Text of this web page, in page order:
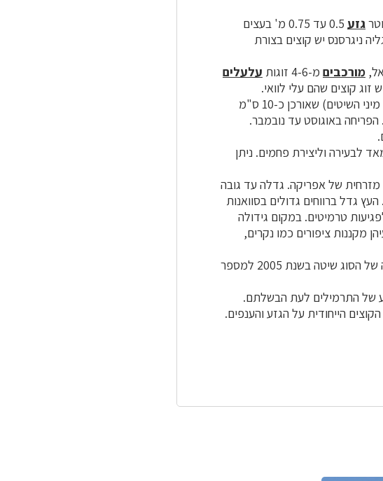
גזע
עצים
ניגרסנס יש קוצים בצורת
מורכבים מ-4-6 זוגות
עלעלים
זוג קוצים שהם עלי לוואי.
הפרחים נישאים בתפרחות מוארכות (השונות מהצורה הכדורית המוכרת ברוב מיני השיטים) שאורכן כ-10 ס"מ
באוגוסט עד נובמבר.
לבעירה וליצירת פחמים. ניתן
של אפריקה. גדלה עד גובה
גדל ברווחים גדולים בסוואנות
טרמיטים. במקום גידולה
מקננות ציפורים כמו נקרים,
הטיפוסי לסוג החדש שנקבע במסגרת חלוקה של הסוג שיטה בשנת 2005 למספר
של התרמילים לעת הבשלתם.
הגזע והענפים.